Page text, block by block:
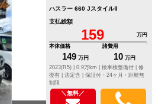
ハスラー 660 JスタイルⅡ
支払総額
159
万円
本体価格
149 万円
諸費用
10 万円
2023(R5) |
0.9万km | 検車検整備付 | 修
復有 | 法定含 | 保証付・24ヶ月・距離無
制限
＼無料／